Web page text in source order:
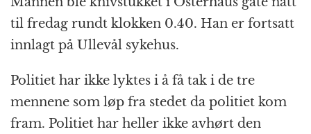
til fredag rundt klokken 0.40. Han er fortsatt
innlagt på Ullevål sykehus.
Politiet har ikke lyktes i å få tak i de tre
mennene som løp fra stedet da politiet kom
fram. Politiet har heller ikke avhørt den